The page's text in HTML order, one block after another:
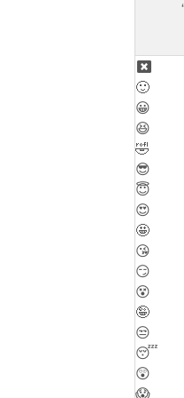
🙂
😀
😆
🤣
😎
😇
😍
🤩
😘
😏
😵
🤪
😒
😴
😲
😱